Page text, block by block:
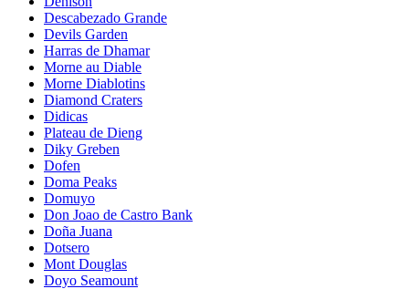
Descabezado Grande
Devils Garden
Harras de Dhamar
Morne au Diable
Morne Diablotins
Diamond Craters
Didicas
Plateau de Dieng
Diky Greben
Dofen
Doma Peaks
Domuyo
Don Joao de Castro Bank
Doña Juana
Dotsero
Mont Douglas
Doyo Seamount